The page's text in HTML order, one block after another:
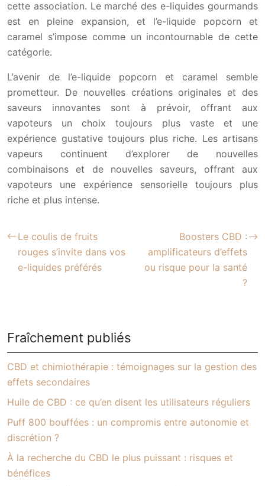
cette association. Le marché des e-liquides gourmands
est en pleine expansion, et l’e-liquide popcorn et
caramel s’impose comme un incontournable de cette
catégorie.
L’avenir de l’e-liquide popcorn et caramel semble
prometteur. De nouvelles créations originales et des
saveurs innovantes sont à prévoir, offrant aux
vapoteurs un choix toujours plus vaste et une
expérience gustative toujours plus riche. Les artisans
vapeurs continuent d’explorer de nouvelles
combinaisons et de nouvelles saveurs, offrant aux
vapoteurs une expérience sensorielle toujours plus
riche et plus intense.
Le coulis de fruits
rouges s’invite dans vos
e-liquides préférés
Boosters CBD :
amplificateurs d’effets
ou risque pour la santé
?
Fraîchement publiés
CBD et chimiothérapie : témoignages sur la gestion des
effets secondaires
Huile de CBD : ce qu’en disent les utilisateurs réguliers
Puff 800 bouffées : un compromis entre autonomie et
discrétion ?
À la recherche du CBD le plus puissant : risques et
bénéfices